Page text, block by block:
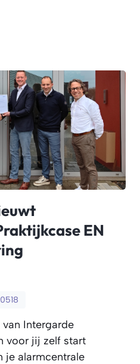
EN
Intergarde
voor jij zelf start
je alarmcentrale